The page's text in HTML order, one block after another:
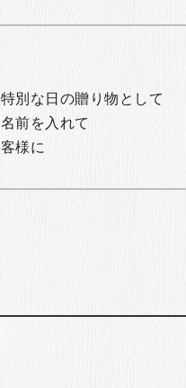
別な日の贈り物として
前を入れて
様に